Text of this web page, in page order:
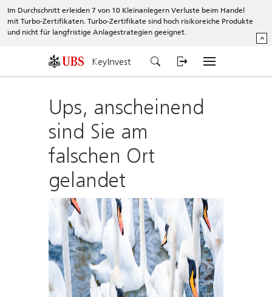
Im Durchschnitt erleiden 7 von 10 Kleinanlegern Verluste beim Handel
mit Turbo-Zertifikaten. Turbo-Zertifikate sind hoch risikoreiche Produkte
und nicht für langfristige Anlagestrategien geeignet.
^
KeyInvest
Ups, anscheinend
sind Sie am
falschen Ort
gelandet